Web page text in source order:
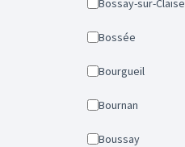
Bossay-sur-Claise
Bossée
Bourgueil
Bournan
Boussay